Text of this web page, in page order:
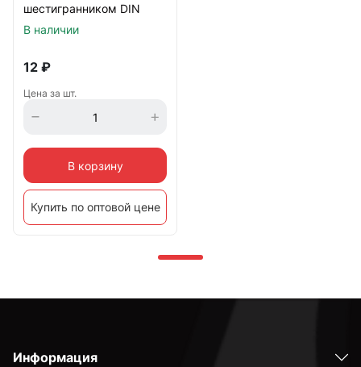
шестигранником DIN
7420, оцинкованный
В наличии
12 ₽
Цена за шт.
В корзину
Купить по оптовой цене
Информация